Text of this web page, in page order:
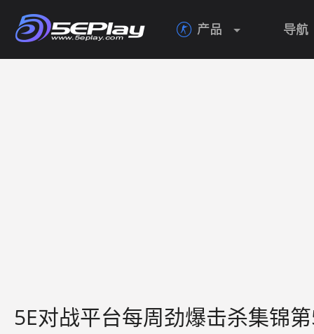
 产品 导航
5E对战平台每周劲爆击杀集锦